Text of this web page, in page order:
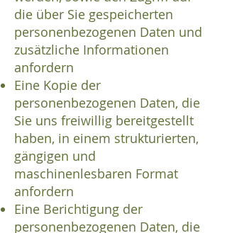
die über Sie gespeicherten
personenbezogenen Daten und
zusätzliche Informationen
anfordern
Eine Kopie der
personenbezogenen Daten, die
Sie uns freiwillig bereitgestellt
haben, in einem strukturierten,
gängigen und
maschinenlesbaren Format
anfordern
Eine Berichtigung der
personenbezogenen Daten, die